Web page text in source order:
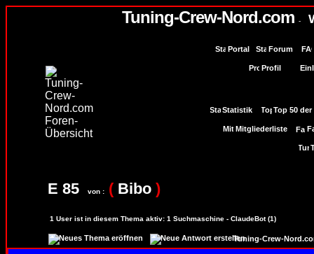
Tuning-Crew-Nord.com -
Portal Forum
Profil
Statistik Top 50
Mitgliederliste
E 85 von : ( Bibo )
1 User ist in diesem Thema aktiv:1 Suchmaschine - ClaudeBot (1)
Tuning-Crew-